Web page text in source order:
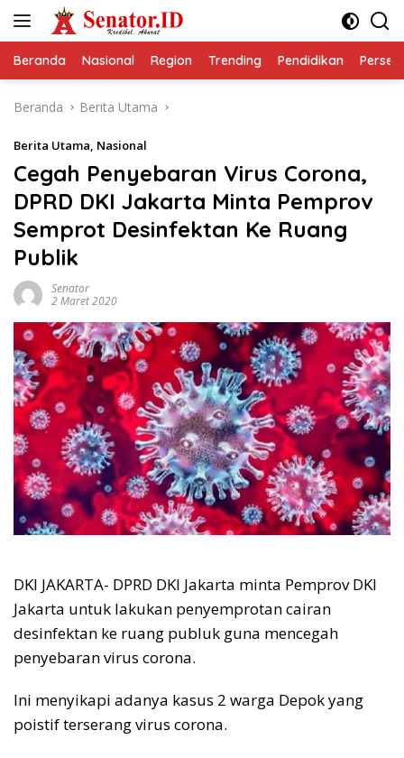
Beranda Nasional Region Trending Pendidikan
Beranda Berita Utama
Berita Utama, Nasional
Cegah Penyebaran Virus Corona,
DPRD DKI Jakarta Minta Pemprov
Semprot Desinfektan Ke Ruang
Publik
Senator
2 Maret 2020
DKI JAKARTA- DPRD DKI Jakarta minta Pemprov DKI
Jakarta untuk lakukan penyemprotan cairan
desinfektan ke ruang publuk guna mencegah
penyebaran virus corona.
Ini menyikapi adanya kasus 2 warga Depok yang
poistif terserang virus corona.